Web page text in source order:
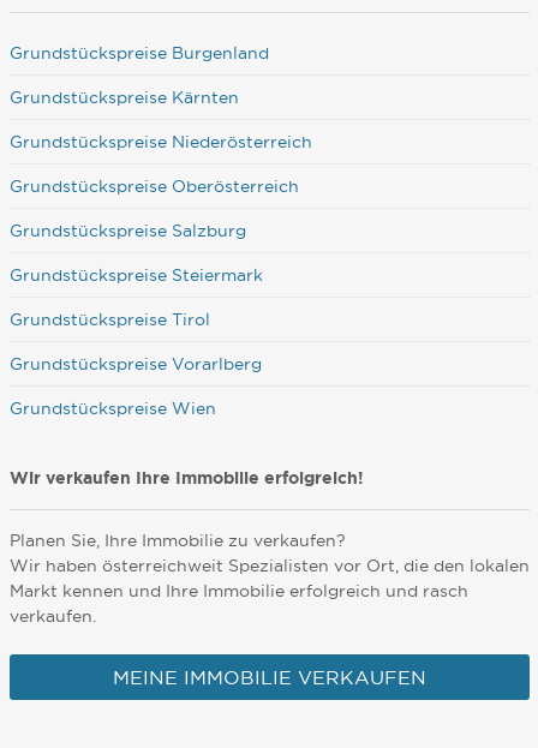
Grundstückspreise Burgenland
Grundstückspreise Kärnten
Grundstückspreise Niederösterreich
Grundstückspreise Oberösterreich
Grundstückspreise Salzburg
Grundstückspreise Steiermark
Grundstückspreise Tirol
Grundstückspreise Vorarlberg
Grundstückspreise Wien
Wir verkaufen Ihre Immobilie erfolgreich!
Planen Sie, Ihre Immobilie zu verkaufen?
Wir haben österreichweit Spezialisten vor Ort, die den lokalen
Markt kennen und Ihre Immobilie erfolgreich und rasch
verkaufen.
MEINE IMMOBILIE VERKAUFEN